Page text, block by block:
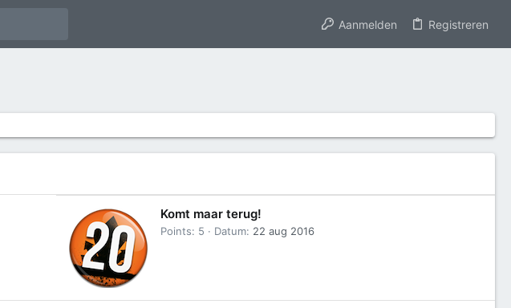
Aanmelden Registreren
Komt maar terug!
Points 5 Datum 22 aug 2016